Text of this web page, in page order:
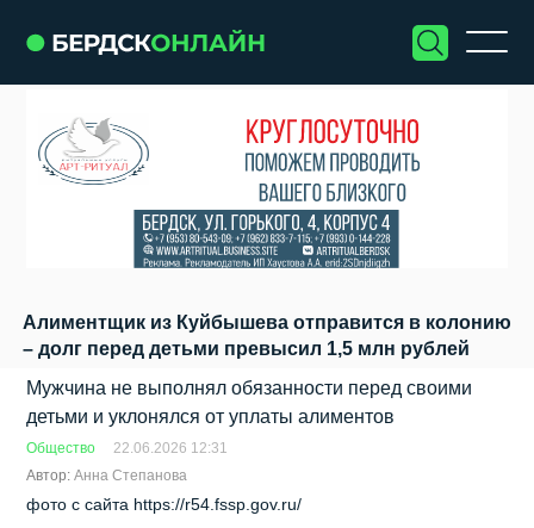
Алиментщик из Куйбышева отправится в колонию
– долг перед детьми превысил 1,5 млн рублей
Мужчина не выполнял обязанности перед своими
детьми и уклонялся от уплаты алиментов
Общество
22.06.2026 12:31
Автор:Анна Степанова
фото с сайта https://r54.fssp.gov.ru/